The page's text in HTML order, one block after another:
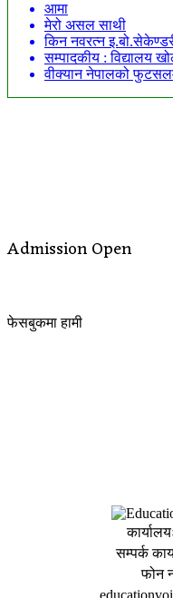
आमा
मेरो असल साथी
किन नवरत्न
सम्पादकीय : विद्यालय
वीक्यान नेपालको
Admission Open
फेसबुकमा हामी
सम्पर्क
फोन